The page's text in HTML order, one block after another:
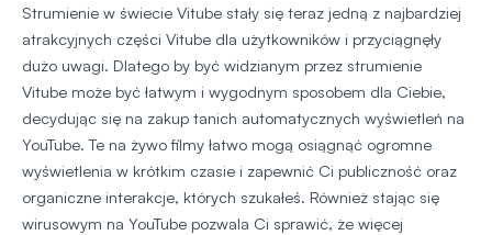
Strumienie w świecie Vitube stały się teraz jedną z najbardziej
atrakcyjnych części Vitube dla użytkowników i przyciągnęły
dużo uwagi. Dlatego by być widzianym przez strumienie
Vitube może być łatwym i wygodnym sposobem dla Ciebie,
decydując się na zakup tanich automatycznych wyświetleń na
YouTube. Te na żywo filmy łatwo mogą osiągnąć ogromne
wyświetlenia w krótkim czasie i zapewnić Ci publiczność oraz
organiczne interakcje, których szukałeś. Również stając się
wirusowym na YouTube pozwala Ci sprawić, że więcej